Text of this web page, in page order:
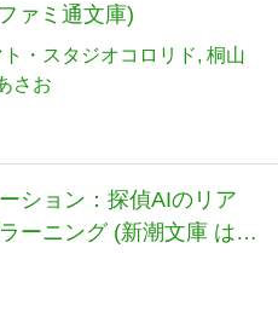
ァミ通文庫)
・スタジオコロリド 桐山
さお
ション：探偵AIのリア
ーニング (新潮文庫 は